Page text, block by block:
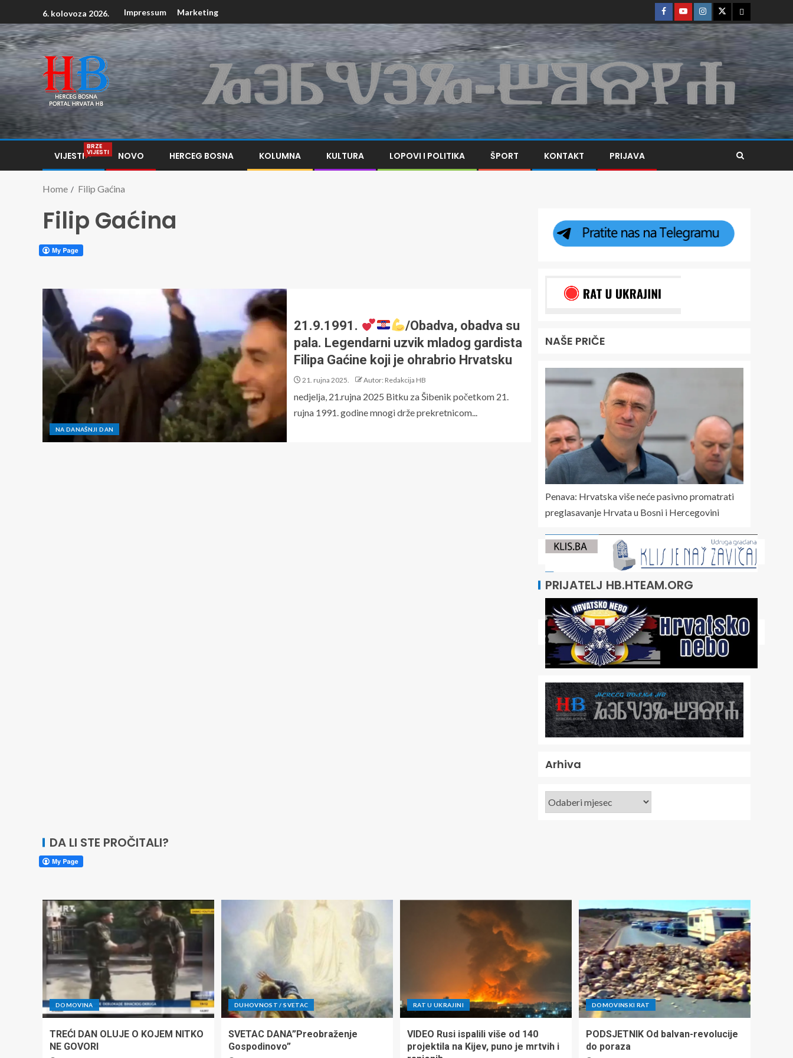
6. kolovoza 2026. Impressum Marketing
VIJESTI
BRZE
VIJESTI NOVO HERCEG BOSNA KOLUMNA KULTURA LOPOVI I POLITIKA ŠPORT KONTAKT PRIJAVA
Home Filip Gaćina
Filip Gaćina
NA DANAŠNJI DAN
21.9.1991.
/Obadva, obadva su
pala. Legendarni uzvik mladog gardista
Filipa Gaćine koji je ohrabrio Hrvatsku
21. rujna 2025. Autor: Redakcija HB
nedjelja, 21.rujna 2025 Bitku za Šibenik početkom 21.
rujna 1991. godine mnogi drže prekretnicom...
NAŠE PRIČE
Penava: Hrvatska više neće pasivno promatrati
preglasavanje Hrvata u Bosni i Hercegovini
PRIJATELJ HB.HTEAM.ORG
Arhiva
DA LI STE PROČITALI?
DOMOVINA
TREĆI DAN OLUJE O KOJEM NITKO
NE GOVORI
DUHOVNOST / SVETAC
SVETAC DANA”Preobraženje
Gospodinovo”
RAT U UKRAJINI
VIDEO Rusi ispalili više od 140
projektila na Kijev, puno je mrtvih i
DOMOVINSKI RAT
PODSJETNIK Od balvan-revolucije
do poraza